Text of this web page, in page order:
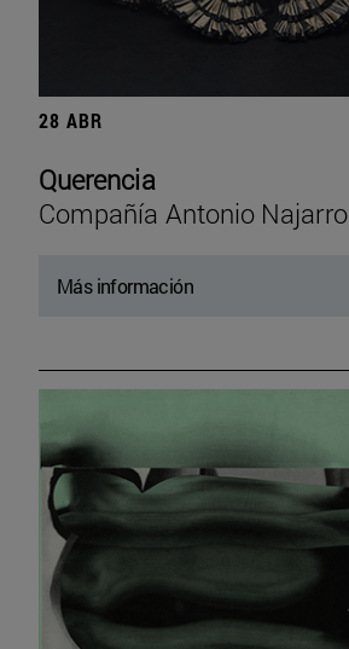
28 ABR
Querencia
Compañía Antonio Najarro
Más información